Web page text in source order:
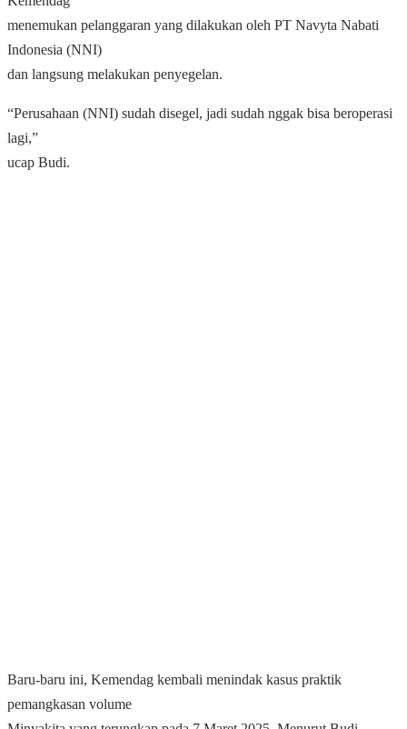
menemukan pelanggaran yang dilakukan oleh PT Navyta Nabati
Indonesia (NNI)
dan langsung melakukan penyegelan.
“Perusahaan (NNI) sudah disegel, jadi sudah nggak bisa beroperasi
lagi,”
ucap Budi.
Baru-baru ini, Kemendag kembali menindak kasus praktik
pemangkasan volume